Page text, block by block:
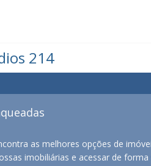
214
as melhores opções de
imobiliárias e acessar de